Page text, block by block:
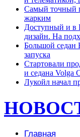
Самый точный
жарким
Доступный и в
дизайн. На
Большой седан
запуска
Стартовали
и седана Volga
Лукойл начал
Главная